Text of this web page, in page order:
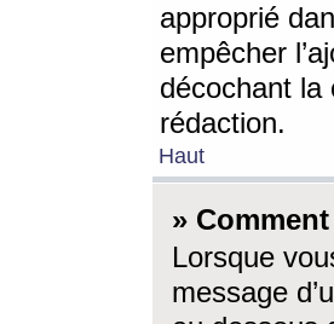
approprié
empêcher
décochant la
rédaction.
Haut
»
Lorsque
message